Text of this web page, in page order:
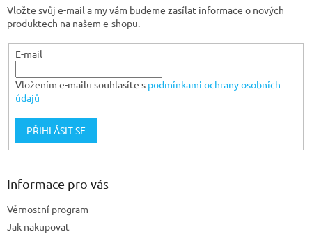
Vložte svůj e-mail a my vám budeme zasílat informace o nových
produktech na našem e-shopu.
E-mail
Vložením e-mailu souhlasíte s podmínkami ochrany osobních
údajů
PŘIHLÁSIT SE
Informace pro vás
Věrnostní program
Jak nakupovat